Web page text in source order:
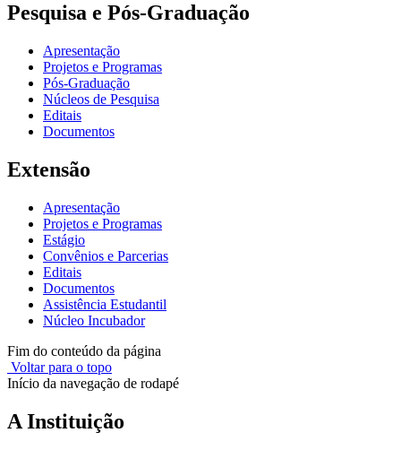
Pesquisa e Pós-Graduação
Apresentação
Projetos e Programas
Pós-Graduação
Núcleos de Pesquisa
Editais
Documentos
Extensão
Apresentação
Projetos e Programas
Estágio
Convênios e Parcerias
Editais
Documentos
Assistência Estudantil
Núcleo Incubador
Fim do conteúdo da página
Voltar para o topo
Início da navegação de rodapé
A Instituição